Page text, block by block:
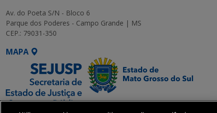
Av. do Poeta S/N - Bloco 6
Parque dos Poderes - Campo Grande | MS
CEP.: 79031-350
MAPA